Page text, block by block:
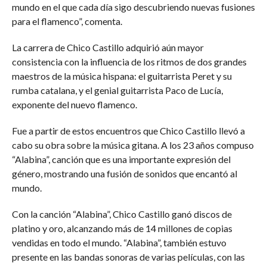
mundo en el que cada día sigo descubriendo nuevas fusiones
para el flamenco”, comenta.
La carrera de Chico Castillo adquirió aún mayor
consistencia con la influencia de los ritmos de dos grandes
maestros de la música hispana: el guitarrista Peret y su
rumba catalana, y el genial guitarrista Paco de Lucía,
exponente del nuevo flamenco.
Fue a partir de estos encuentros que Chico Castillo llevó a
cabo su obra sobre la música gitana. A los 23 años compuso
“Alabina”, canción que es una importante expresión del
género, mostrando una fusión de sonidos que encantó al
mundo.
Con la canción “Alabina”, Chico Castillo ganó discos de
platino y oro, alcanzando más de 14 millones de copias
vendidas en todo el mundo. “Alabina”, también estuvo
presente en las bandas sonoras de varias películas, con las